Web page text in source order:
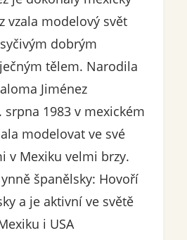
vzala modelový svět
dobrým
tělem. Narodila
Jiménez
srpna 1983 v mexickém
modelovat ve své
v Mexiku velmi brzy.
španělsky: Hovoří
a je aktivní ve světě
i USA